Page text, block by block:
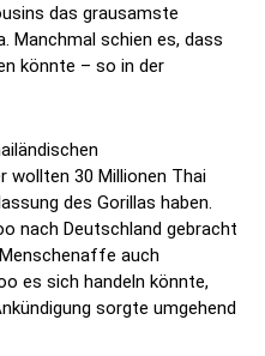
das grausamste
Manchmal schien es, dass
könnte – so in der
wollten 30 Millionen Thai
des Gorillas haben.
nach Deutschland gebracht
auch
es sich handeln könnte,
sorgte umgehend